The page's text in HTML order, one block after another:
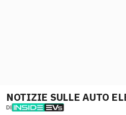
NOTIZIE SULLE AUTO
DI